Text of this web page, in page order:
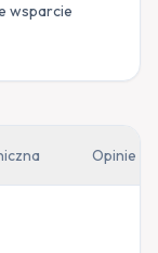
wsparcie
Opinie